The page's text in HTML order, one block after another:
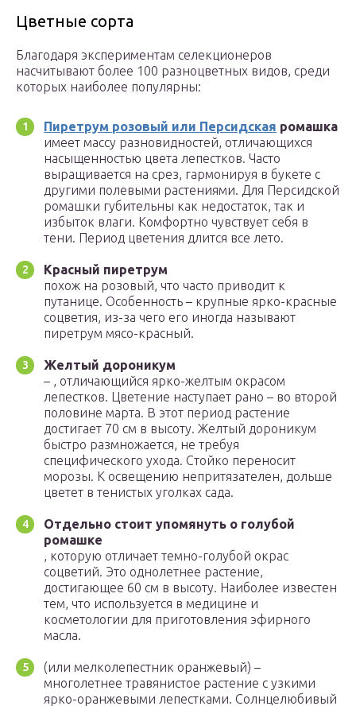
Цветные сорта
Благодаря экспериментам селекционеров
насчитывают более 100 разноцветных видов, среди
которых наиболее популярны:
Пиретрум розовый или Персидская ромашка
имеет массу разновидностей, отличающихся
насыщенностью цвета лепестков. Часто
выращивается на срез, гармонируя в букете с
другими полевыми растениями. Для Персидской
ромашки губительны как недостаток, так и
избыток влаги. Комфортно чувствует себя в
тени. Период цветения длится все лето.
Красный пиретрум
похож на розовый, что часто приводит к
путанице. Особенность – крупные ярко-красные
соцветия, из-за чего его иногда называют
пиретрум мясо-красный.
Желтый дороникум
– , отличающийся ярко-желтым окрасом
лепестков. Цветение наступает рано – во второй
половине марта. В этот период растение
достигает 70 см в высоту. Желтый дороникум
быстро размножается, не требуя
специфического ухода. Стойко переносит
морозы. К освещению непритязателен, дольше
цветет в тенистых уголках сада.
Отдельно стоит упомянуть о голубой
ромашке
, которую отличает темно-голубой окрас
соцветий. Это однолетнее растение,
достигающее 60 см в высоту. Наиболее известен
тем, что используется в медицине и
косметологии для приготовления эфирного
масла.
(или мелколепестник оранжевый) –
многолетнее травянистое растение с узкими
ярко-оранжевыми лепестками. Солнцелюбивый